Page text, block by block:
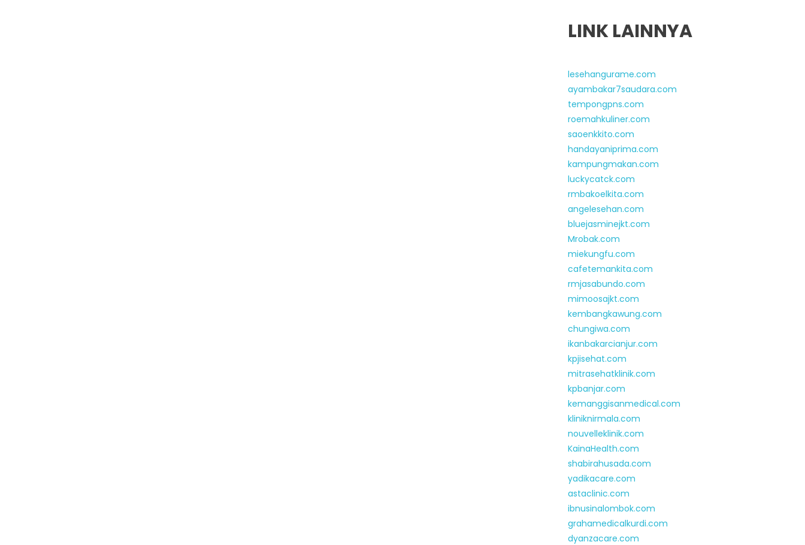
LINK LAINNYA
lesehangurame.com
ayambakar7saudara.com
tempongpns.com
roemahkuliner.com
saoenkkito.com
handayaniprima.com
kampungmakan.com
luckycatck.com
rmbakoelkita.com
angelesehan.com
bluejasminejkt.com
Mrobak.com
miekungfu.com
cafetemankita.com
rmjasabundo.com
mimoosajkt.com
kembangkawung.com
chungiwa.com
ikanbakarcianjur.com
kpjisehat.com
mitrasehatklinik.com
kpbanjar.com
kemanggisanmedical.com
kliniknirmala.com
nouvelleklinik.com
KainaHealth.com
shabirahusada.com
yadikacare.com
astaclinic.com
ibnusinalombok.com
grahamedicalkurdi.com
dyanzacare.com